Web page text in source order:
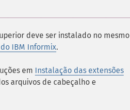
deve ser instalado no mesmo
IBM Informix.
em Instalação das extensões
arquivos de cabeçalho e